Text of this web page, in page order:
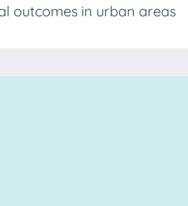
outcomes in urban areas